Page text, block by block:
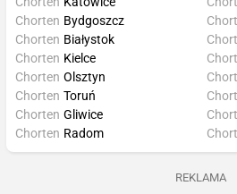
Chorten Bydgoszcz
Chorten Białystok
Chorten Kielce
Chorten Olsztyn
Chorten Toruń
Chorten Gliwice
Chorten Radom
REKLAMA